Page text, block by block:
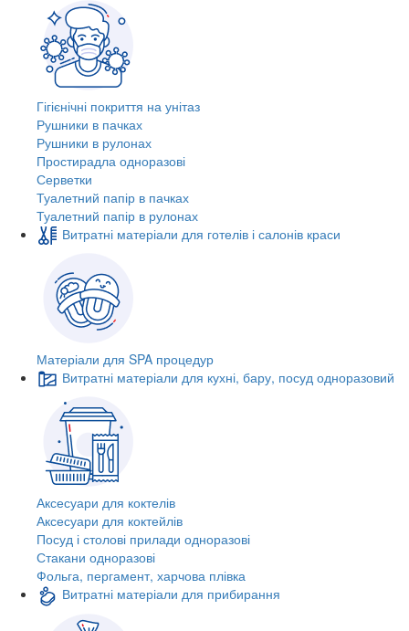
Гігієнічні покриття на унітаз
Рушники в пачках
Рушники в рулонах
Простирадла одноразові
Серветки
Туалетний папір в пачках
Туалетний папір в рулонах
Витратні матеріали для готелів і салонів краси
Матеріали для SPA процедур
Витратні матеріали для кухні, бару, посуд одноразовий
Аксесуари для коктелів
Аксесуари для коктейлів
Посуд і столові прилади одноразові
Стакани одноразові
Фольга, пергамент, харчова плівка
Витратні матеріали для прибирання